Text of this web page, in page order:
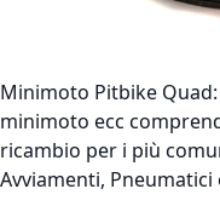
Minimoto Pitbike Quad:
minimoto ecc
ricambio per i più
Avviamenti,